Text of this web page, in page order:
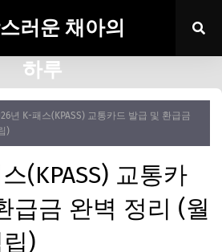
러운 채아의
하루
년 K-패스(KPASS) 교통카드 발급 및 환급금
)
(KPASS) 교통카
급금 완벽 정리 (월
)